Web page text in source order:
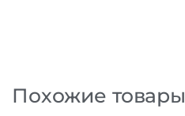
Похожие товары